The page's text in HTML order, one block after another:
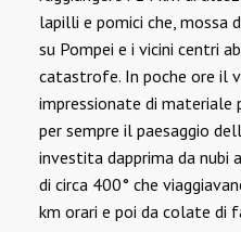
lapilli e pomici che, mossa
su Pompei e i vicini centri
catastrofe. In poche ore il
impressionate di
per sempre il paesaggio
investita dapprima da nubi
di circa 400° che
km orari e poi da colate di